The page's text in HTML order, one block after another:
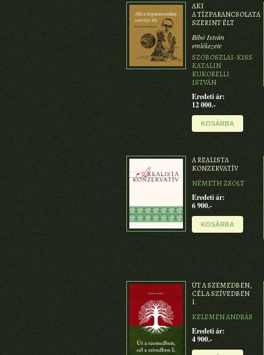
AKI
A TÍZPARANCSOLATA
SZERINT ÉLT
Bibó István
emlékezete
SZOBOSZLAI-KISS
KATALIN
KUKORELLI
ISTVÁN
Eredeti ár:
12 000.-
KOSÁRBA
A REALISTA
KONZERVATÍV
NÉMETH ZSOLT
Eredeti ár:
6 900.-
KOSÁRBA
ÚT A SZEMEDBEN,
CÉL A SZÍVEDBEN
I.
KELEMEN ANDRÁS
Eredeti ár:
4 900.-